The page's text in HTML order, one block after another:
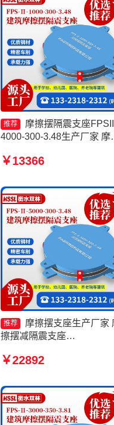
推荐
摩擦摆隔震支座
4000-300-3.48生产厂家 摩
3.48 摩擦摆减隔震球型支座
400-4.11厂家
￥13366
推荐
摩擦摆支座生产厂家
擦摆减隔震支座
震支座FPSII-7000-300-
400-4.11
￥22892